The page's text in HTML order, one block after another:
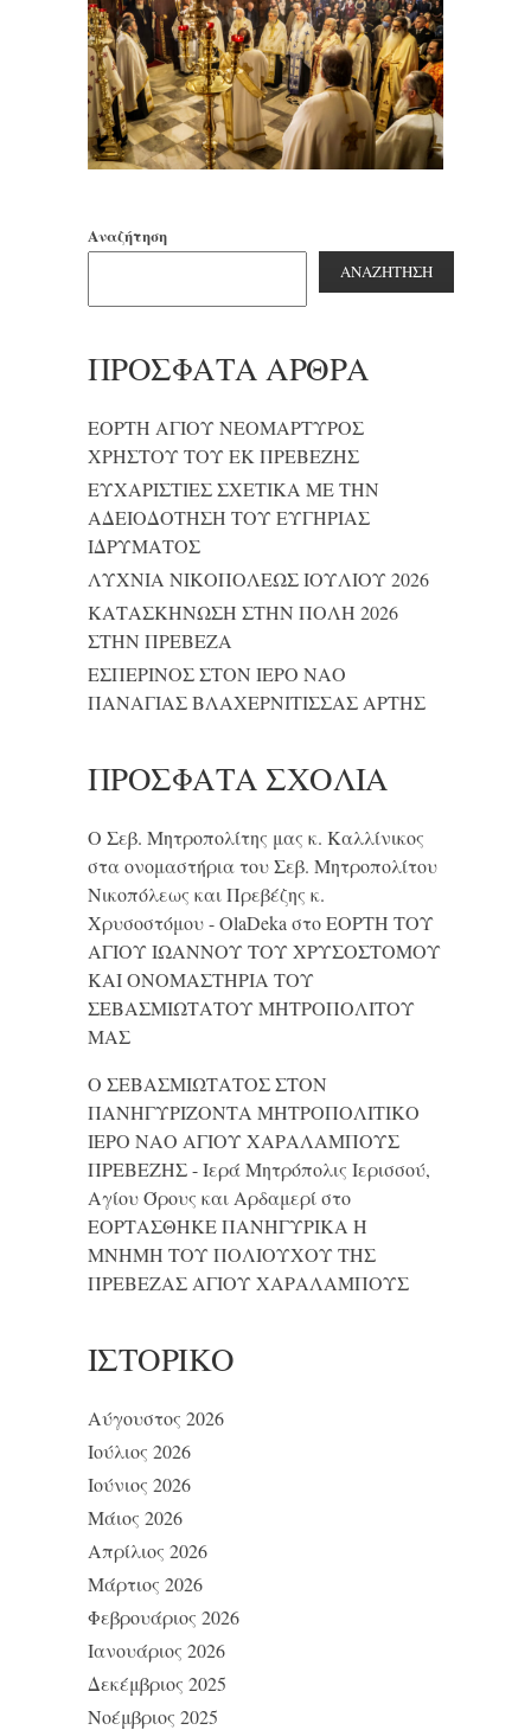
Αναζήτηση
ΑΝΑΖΉΤΗΣΗ
ΠΡΌΣΦΑΤΑ ΆΡΘΡΑ
ΕΟΡΤΗ ΑΓΙΟΥ ΝΕΟΜΑΡΤΥΡΟΣ
ΧΡΗΣΤΟΥ ΤΟΥ ΕΚ ΠΡΕΒΕΖΗΣ
ΕΥΧΑΡΙΣΤΙΕΣ ΣΧΕΤΙΚΑ ΜΕ ΤΗΝ
ΑΔΕΙΟΔΟΤΗΣΗ ΤΟΥ ΕΥΓΗΡΙΑΣ
ΙΔΡΥΜΑΤΟΣ
ΛΥΧΝΙΑ ΝΙΚΟΠΟΛΕΩΣ ΙΟΥΛΙΟΥ 2026
ΚΑΤΑΣΚΗΝΩΣΗ ΣΤΗΝ ΠΟΛΗ 2026
ΣΤΗΝ ΠΡΕΒΕΖΑ
ΕΣΠΕΡΙΝΟΣ ΣΤΟΝ ΙΕΡΟ ΝΑΟ
ΠΑΝΑΓΙΑΣ ΒΛΑΧΕΡΝΙΤΙΣΣΑΣ ΑΡΤΗΣ
ΠΡΌΣΦΑΤΑ ΣΧΌΛΙΑ
Ο Σεβ. Μητροπολίτης μας κ. Καλλίνικος
στα ονομαστήρια του Σεβ. Μητροπολίτου
Νικοπόλεως και Πρεβέζης κ.
Χρυσοστόμου - OlaDeka στοΕΟΡΤΗ ΤΟΥ
ΑΓΙΟΥ ΙΩΑΝΝΟΥ ΤΟΥ ΧΡΥΣΟΣΤΟΜΟΥ
ΚΑΙ ONΟΜΑΣΤΗΡΙΑ ΤΟΥ
ΣΕΒΑΣΜΙΩΤΑΤΟΥ ΜΗΤΡΟΠΟΛΙΤΟΥ
ΜΑΣ
Ο ΣΕΒΑΣΜΙΩΤΑΤΟΣ ΣΤΟΝ
ΠΑΝΗΓΥΡΙΖΟΝΤΑ ΜΗΤΡΟΠΟΛΙΤΙΚΟ
ΙΕΡΟ ΝΑΟ ΑΓΙΟΥ ΧΑΡΑΛΑΜΠΟΥΣ
ΠΡΕΒΕΖΗΣ - Ιερά Μητρόπολις Ιερισσού,
Αγίου Όρους και Αρδαμερίστο
ΕΟΡΤΑΣΘΗΚΕ ΠΑΝΗΓΥΡΙΚΑ Η
ΜΝΗΜΗ ΤΟΥ ΠΟΛΙΟΥΧΟΥ ΤΗΣ
ΠΡΕΒΕΖΑΣ ΑΓΙΟΥ ΧΑΡΑΛΑΜΠΟΥΣ
ΙΣΤΟΡΙΚΌ
Αύγουστος 2026
Ιούλιος 2026
Ιούνιος 2026
Μάιος 2026
Απρίλιος 2026
Μάρτιος 2026
Φεβρουάριος 2026
Ιανουάριος 2026
Δεκέμβριος 2025
Νοέμβριος 2025